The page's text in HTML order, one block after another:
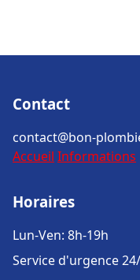
Contact
contact@bon-
Accueil Informations
Horaires
Lun-Ven: 8h-19h
Service d'urgence